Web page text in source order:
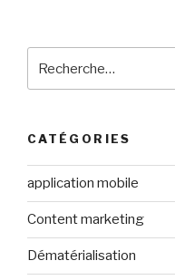
pour
CATÉGORIES
application mobile
Content marketing
Dématérialisation